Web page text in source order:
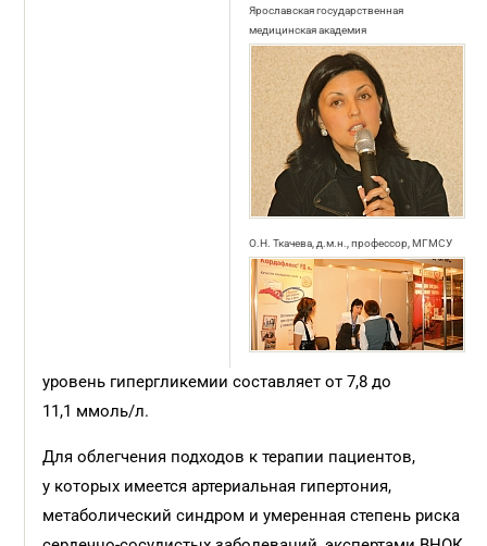
Ярославская государственная
медицинская академия
О.Н. Ткачева, д.м.н., профессор, МГМСУ
уровень гипергликемии составляет от 7,8 до
11,1 ммоль/л.
Для облегчения подходов к терапии пациентов,
у которых имеется артериальная гипертония,
метаболический синдром и умеренная степень риска